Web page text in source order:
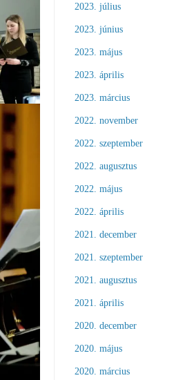
2023. július
2023. június
2023. május
2023. április
2023. március
2022. november
2022. szeptember
2022. augusztus
2022. május
2022. április
2021. december
2021. szeptember
2021. augusztus
2021. április
2020. december
2020. május
2020. március